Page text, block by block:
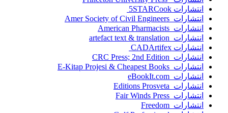
انتشارات ‎ 5STARCook
انتشارات Amer Society of Civil Engineers
انتشارات American Pharmacists
انتشارات artefact text & translation
انتشارات ‎ CADArtifex
انتشارات CRC Press; 2nd Edition
انتشارات E-Kitap Projesi & Cheapest Books
انتشارات eBookIt.com
انتشارات Editions Prosveta
انتشارات Fair Winds Press
انتشارات Freedom